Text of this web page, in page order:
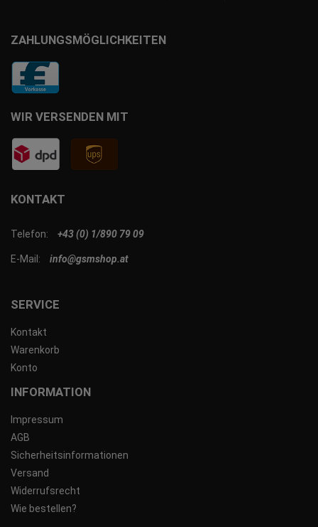
SERVICE
Kontakt
Warenkorb
Konto
INFORMATION
Impressum
AGB
Sicherheitsinformationen
Versand
Widerrufsrecht
Wie bestellen?
KONTAKT
Telefon: +43 (0) 1/890 79 09
E-Mail: info@gsmshop.at
ZAHLUNGSMÖGLICHKEITEN
WIR VERSENDEN MIT